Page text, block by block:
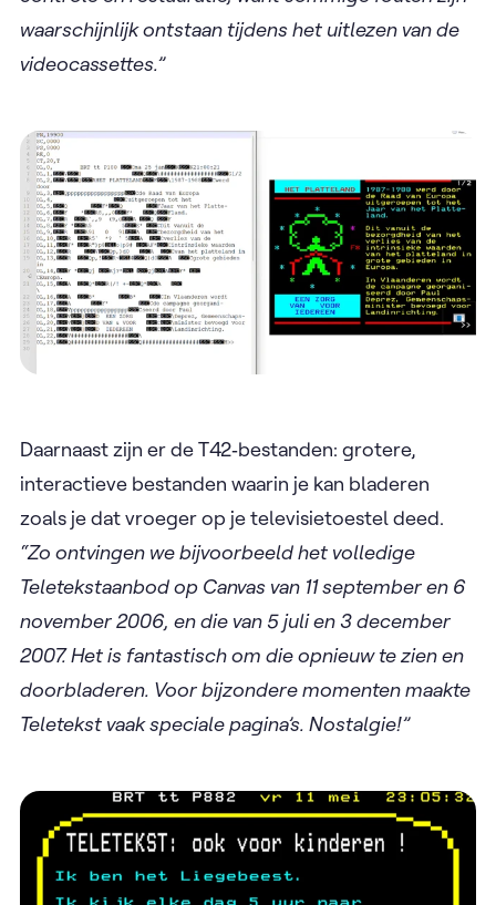
waarschijnlijk ontstaan tijdens het uitlezen van de
videocassettes.”
Daarnaast zijn er de T42‑bestanden: grotere,
interactieve bestanden waarin je kan bladeren
zoals je dat vroeger op je televisietoestel deed.
“Zo ontvingen we bijvoorbeeld het volledige
Teletekstaanbod op Canvas van 11 september en 6
november 2006, en die van 5 juli en 3 december
2007. Het is fantastisch om die opnieuw te zien en
doorbladeren. Voor bijzondere momenten maakte
Teletekst vaak speciale pagina’s. Nostalgie!”